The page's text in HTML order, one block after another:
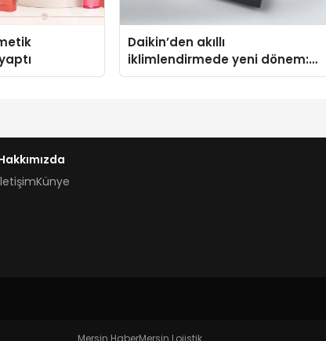
Daikin’den akıllı
iklimlendirmede yeni dönem:
Madoka Plus Türkiye’de
Künye
Mersin HaberMersin Lojistik